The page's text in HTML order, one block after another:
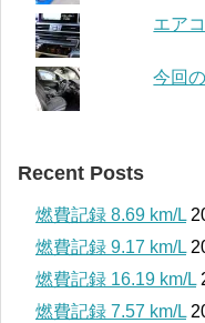
エア
今回
Recent Posts
燃費記録 8.69 km/L
燃費記録 9.17 km/L
燃費記録 16.19 km/L
燃費記録 7.57 km/L